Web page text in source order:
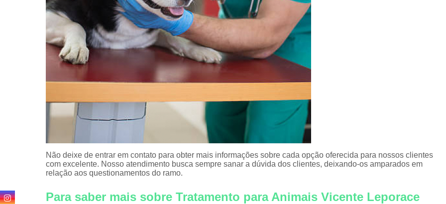
Veterinário Especialista em Gatos
Não deixe de entrar em contato para obter mais informações sobre cada opção oferecida para nossos clientes
com excelente. Nosso atendimento busca sempre sanar a dúvida dos clientes, deixando-os amparados em
relação aos questionamentos do ramo.
Para saber mais sobre Tratamento para Animais Vicente Leporace